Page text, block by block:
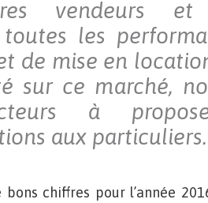
vendeurs
les
de mise en
sur ce marché,
à
aux particuliers.
bons chiffres pour l’année